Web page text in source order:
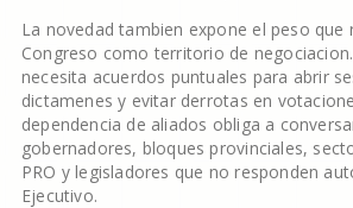
La novedad tambien expone el peso que
Congreso como territorio de
necesita acuerdos puntuales para abrir
dictamenes y evitar derrotas en
dependencia de aliados obliga a
gobernadores, bloques provinciales,
PRO y legisladores que no responden
Ejecutivo.